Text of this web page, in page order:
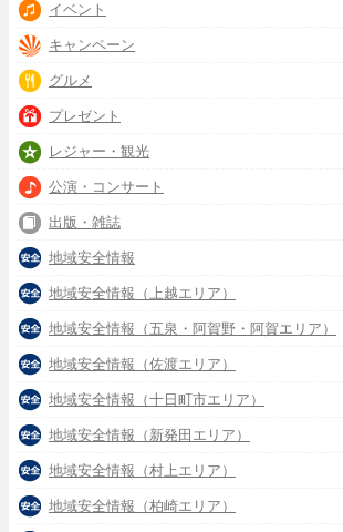
イベント
キャンペーン
グルメ
プレゼント
レジャー・観光
公演・コンサート
出版・雑誌
地域安全情報
地域安全情報（上越エリア）
地域安全情報（五泉・阿賀野・阿賀エリア）
地域安全情報（佐渡エリア）
地域安全情報（十日町市エリア）
地域安全情報（新発田エリア）
地域安全情報（村上エリア）
地域安全情報（柏崎エリア）